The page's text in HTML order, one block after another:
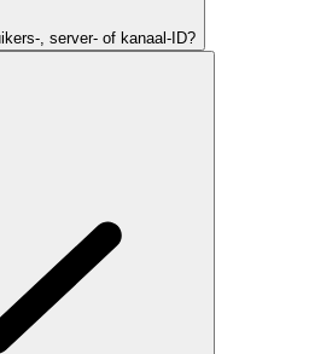
, server- of kanaal-ID?